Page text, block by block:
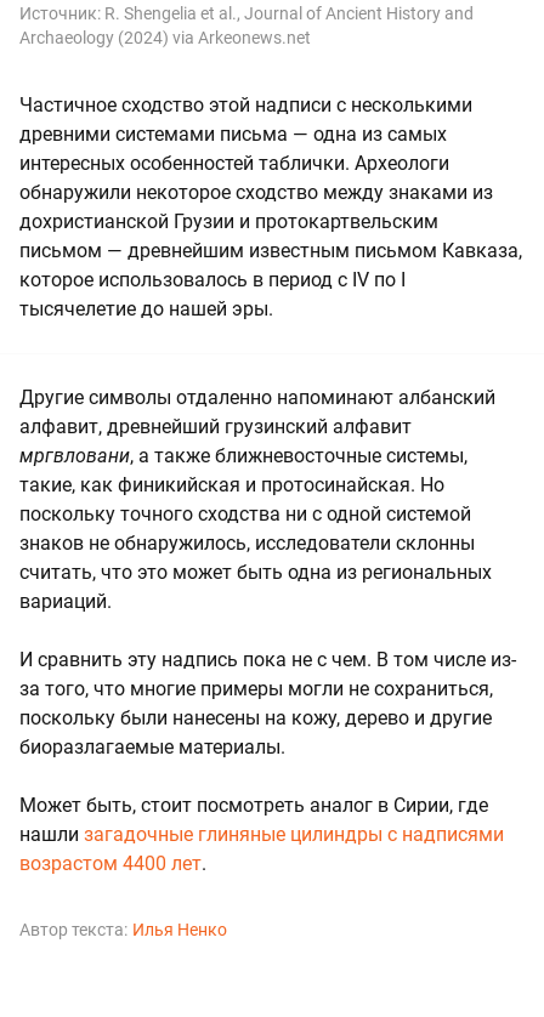
Источник: R. Shengelia et al., Journal of Ancient History and
Archaeology (2024) via Arkeonews.net
Частичное сходство этой надписи с несколькими
древними системами письма — одна из самых
интересных особенностей таблички. Археологи
обнаружили некоторое сходство между знаками из
дохристианской Грузии и протокартвельским
письмом — древнейшим известным письмом Кавказа,
которое использовалось в период с IV по I
тысячелетие до нашей эры.
Другие символы отдаленно напоминают албанский
алфавит, древнейший грузинский алфавит
мргвловани, а также ближневосточные системы,
такие, как финикийская и протосинайская. Но
поскольку точного сходства ни с одной системой
знаков не обнаружилось, исследователи склонны
считать, что это может быть одна из региональных
вариаций.
И сравнить эту надпись пока не с чем. В том числе из-
за того, что многие примеры могли не сохраниться,
поскольку были нанесены на кожу, дерево и другие
биоразлагаемые материалы.
Может быть, стоит посмотреть аналог в Сирии, где
нашли загадочные глиняные цилиндры с надписями
возрастом 4400 лет.
Автор текста: Илья Ненко